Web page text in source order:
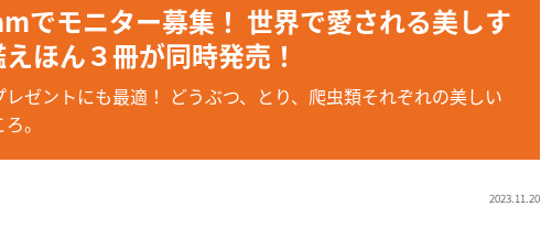
でモニター募集！ 世界で愛される美しす
ほん３冊が同時発売！
レゼントにも最適！ どうぶつ、とり、爬虫類それぞれの美しい
。
2023.11.20